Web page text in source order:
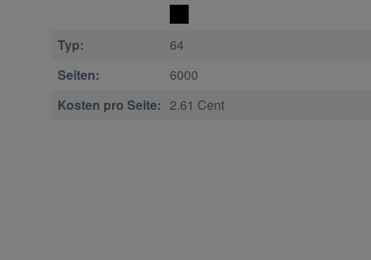
Typ:
64
Seiten:
6000
Kosten pro Seite: 2.61 Cent